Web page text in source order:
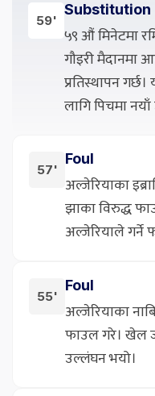
59'
Substitution
५९ औं मिनेटमा
गौइरी मैदानमा
प्रतिस्थापन
लागि पिचमा
57'
Foul
अल्जेरियाका
झाका विरुद्ध
अल्जेरियाले गर्ने
55'
Foul
अल्जेरियाका
फाउल गरे। खेल
उल्लंघन भयो।